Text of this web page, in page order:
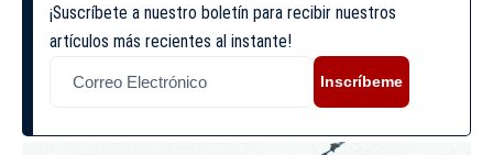
¡Suscríbete a nuestro boletín para recibir nuestros
artículos más recientes al instante!
Inscríbeme